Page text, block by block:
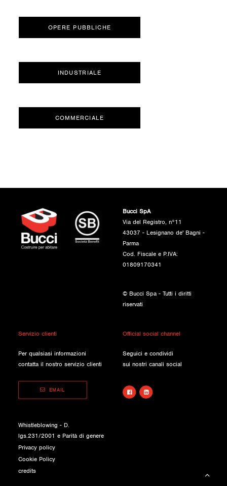
OPERE PUBBLICHE
INDUSTRIALE
COMMERCIALE
Bucci SpA
Via del Registro, n°11
43037 - Lesignano de' Bagni -
Parma
Cod. Fiscale e P.IVA:
01809170341
© Bucci Spa - Tutti i diritti
riservati
Servizio clienti
Per qualsiasi informazioni
contatta il nostro servizio clienti
EMAIL
Official social channel
Seguici e condividi
sui nostri canali social
Whistleblowing - D.
lgs.231/2001 e Parità di genere
Privacy policy
Cookie Policy
credits